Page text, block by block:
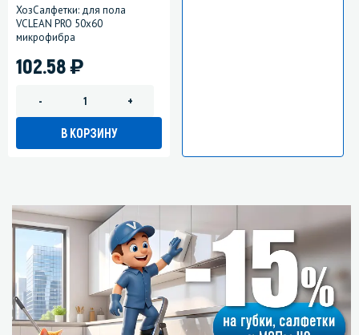
ХозСалфетки: для пола
VCLEAN PRO 50х60
микрофибра
102.58)
- +
В КОРЗИНУ